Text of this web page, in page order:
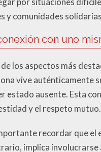
y comunidades
con uno
los aspectos más
vive auténticamente
estado ausente. Esta
y el respeto mutuo.
recordar que el
implica involucrarse